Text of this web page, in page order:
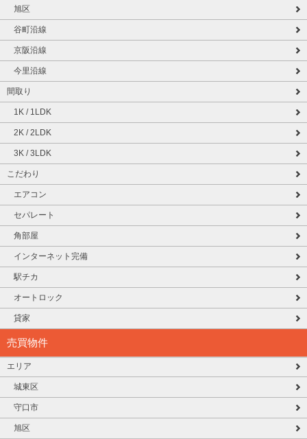
旭区
谷町沿線
京阪沿線
今里沿線
間取り
1K / 1LDK
2K / 2LDK
3K / 3LDK
こだわり
エアコン
セパレート
角部屋
インターネット完備
駅チカ
オートロック
貸家
売買物件
エリア
城東区
守口市
旭区